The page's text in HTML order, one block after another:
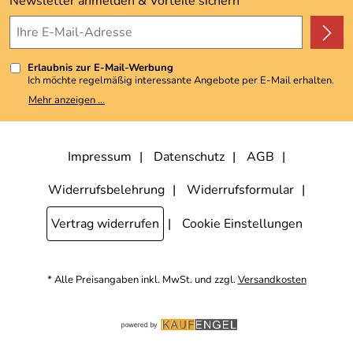
4,9/5*****
Erlaubnis zur E-Mail-Werbung
Ich möchte regelmäßig interessante Angebote per E-Mail erhalten.
Meine E-Mail-Adresse wird nicht an andere Unternehmen
weitergegeben. Zu statistischen Zwecken wird in anonymer Form
kann ich jederzeit mit Wirkung für die Zukunft widerrufen, indem ich
den Link "Abmelden" am Ende des Newsletters anklicke. Die
Mehr anzeigen ...
Impressum Datenschutz
AGB
Widerrufsbelehrung
Widerrufsformular
Vertrag widerrufen
Cookie Einstellungen
* Alle Preisangaben inkl. MwSt. und zzgl.Versandkosten